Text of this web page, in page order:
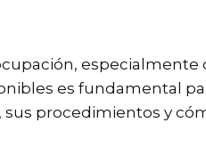
es fundamental
procedimientos y